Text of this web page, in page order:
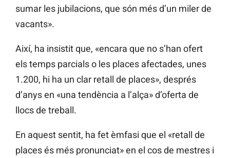
sumar les jubilacions, que són més d’un miler de
vacants».
Així, ha insistit que, «encara que no s’han ofert
els temps parcials o les places afectades, unes
1.200, hi ha un clar retall de places», després
d’anys en «una tendència a l’alça» d’oferta de
llocs de treball.
En aquest sentit, ha fet èmfasi que el «retall de
places és més pronunciat» en el cos de mestres i